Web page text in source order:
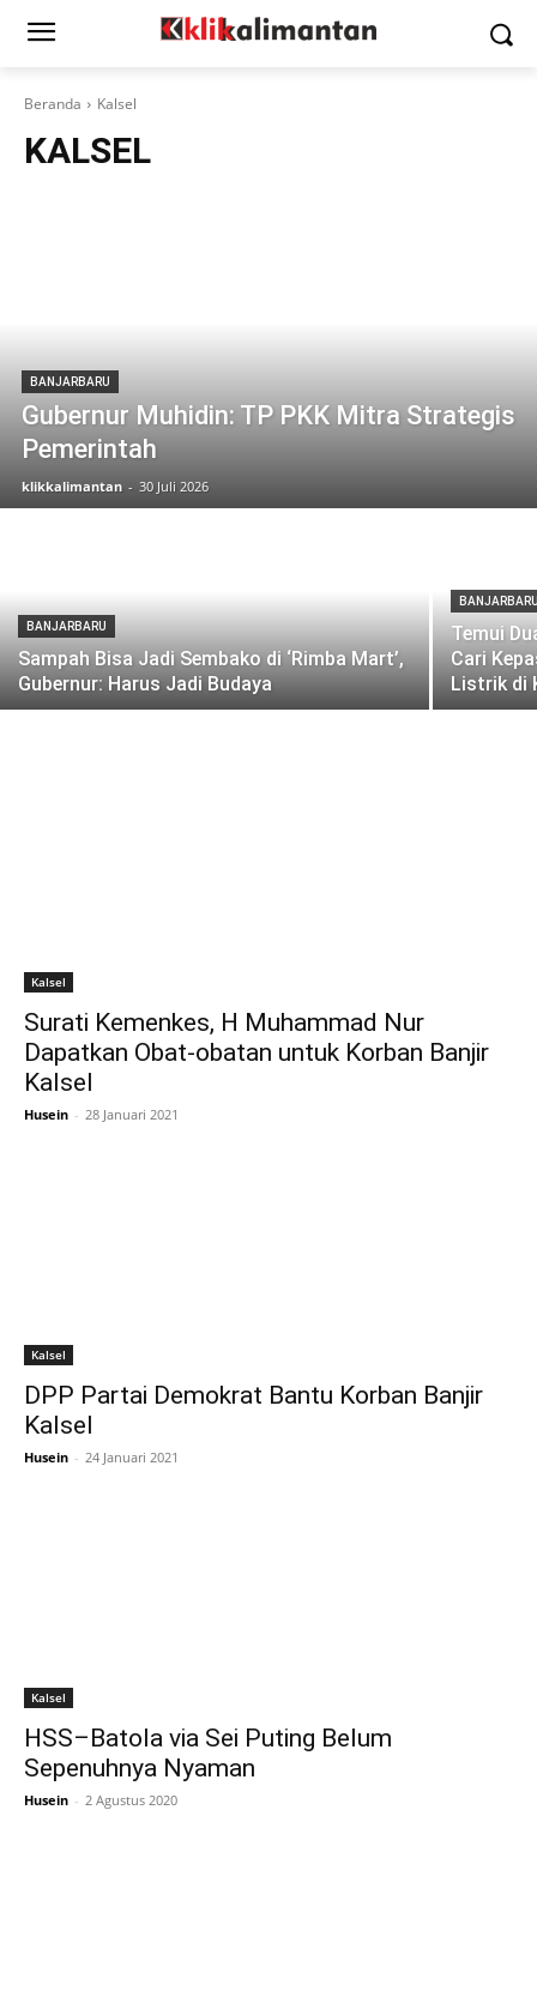
Beranda Kalsel
KALSEL
BANJARBARU
Gubernur Muhidin: TP PKK Mitra Strategis
Pemerintah
klikkalimantan - 30 Juli 2026
BANJARBARU
Sampah Bisa Jadi Sembako di ‘Rimba Mart’,
Gubernur: Harus Jadi Budaya
Temui
Cari
Listrik di
Kalsel
Surati Kemenkes, H Muhammad Nur
Dapatkan Obat-obatan untuk Korban Banjir
Kalsel
Husein - 28 Januari 2021
Kalsel
DPP Partai Demokrat Bantu Korban Banjir
Kalsel
Husein - 24 Januari 2021
Kalsel
HSS–Batola via Sei Puting Belum
Sepenuhnya Nyaman
Husein - 2 Agustus 2020